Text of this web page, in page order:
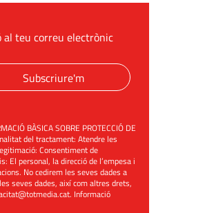
teu correu electrònic
Subscriure'm
BÀSICA SOBRE PROTECCIÓ DE
del tractament: Atendre les
Consentiment de
El personal, la direcció de l’empesa i
No cedirem les seves dades a
seves dades, així com altres drets,
. Informació